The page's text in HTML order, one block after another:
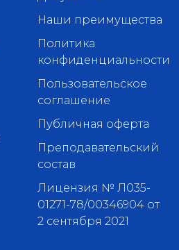
Наши преимущества
Политика
конфиденциальности
Пользовательское
соглашение
Публичная оферта
Преподавательский
состав
Лицензия № Л035-
01271-78/00346904 от
2 сентября 2021